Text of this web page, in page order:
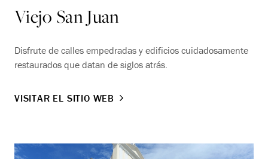
Viejo San Juan
Disfrute de calles empedradas y edificios cuidadosamente
restaurados que datan de siglos atrás.
VISITAR EL SITIO WEB